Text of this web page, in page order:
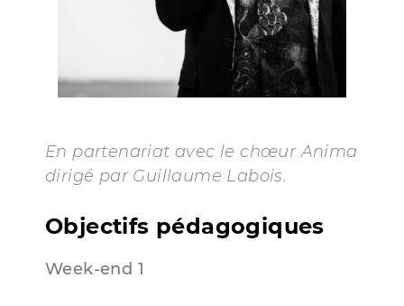
En partenariat avec le chœur Anima
dirigé par Guillaume Labois.
Objectifs pédagogiques
Week-end 1